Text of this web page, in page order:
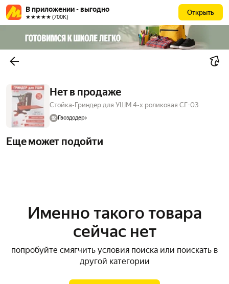
В приложении - выгодно
★★★★★ (700К)
Открыть
Нет в продаже
Стойка-Гриндер для УШМ 4-х роликовая СГ-03
Гвоздодер
Еще может подойти
Именно такого товара
сейчас нет
попробуйте смягчить условия поиска или поискать в
другой категории